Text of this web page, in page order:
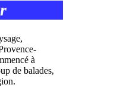
à
de balades,